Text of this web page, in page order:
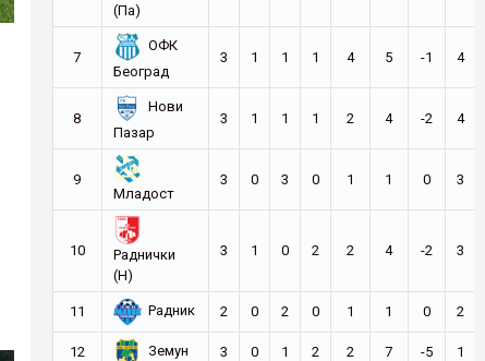
(Па)
7
ОФК
Београд
3 1 1 1 4 5 -1 4
8
Нови
Пазар
3 1 1 1 2 4 -2 4
9
Младост
3 0 3 0 1 1 0 3
10
Раднички
(Н)
3 1 0 2 2 4 -2 3
11 Радник 2 0 2 0 1 1 0 2
12 Земун 3 0 1 2 2 7 -5 1